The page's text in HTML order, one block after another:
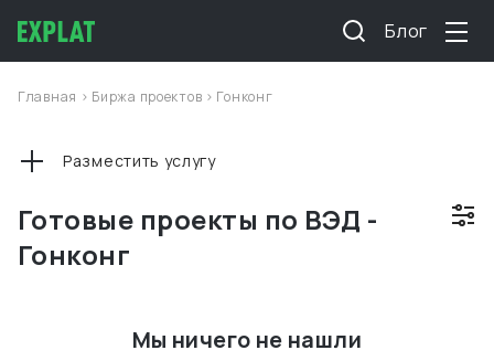
Блог
Главная > Биржа проектов > Гонконг
Готовые проекты по ВЭД -
Гонконг
Разместить услугу
Мы ничего не нашли